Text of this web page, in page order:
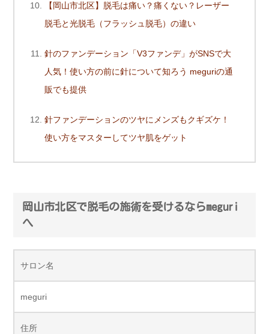
【岡山市北区】脱毛は痛い？痛くない？レーザー
脱毛と光脱毛（フラッシュ脱毛）の違い
針のファンデーション「V3ファンデ」がSNSで大
人気！使い方の前に針について知ろう meguriの通
販でも提供
針ファンデーションのツヤにメンズもクギズケ！
使い方をマスターしてツヤ肌をゲット
岡山市北区で脱毛の施術を受けるならmeguri
へ
サロン名
meguri
住所